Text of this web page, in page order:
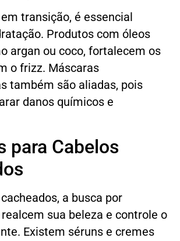
transição, é essencial
Produtos com óleos
argan ou coco, fortalecem os
o frizz. Máscaras
também são aliadas, pois
danos químicos e
para Cabelos
a busca por
sua beleza e controle o
Existem séruns e cremes